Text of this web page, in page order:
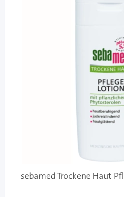
sebamed Trockene Haut